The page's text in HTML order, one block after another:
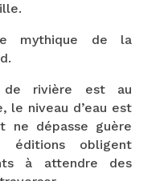
mythique de la
de rivière est au
le niveau d’eau est
ne dépasse guère
éditions obligent
à attendre des